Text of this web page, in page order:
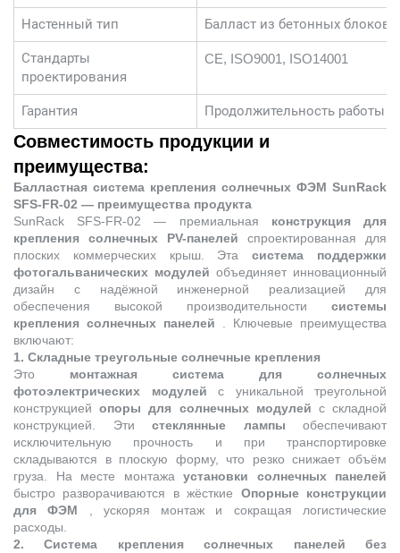
Настенный тип Балласт из бетонных
Стандарты
проектирования
CE, ISO9001, ISO14001
Гарантия Продолжительность работы
Совместимость продукции и
преимущества:
Балластная система крепления солнечных ФЭМ SunRack
SFS-FR-02 — преимущества продукта
SunRack SFS-FR-02 — премиальная конструкция для
крепления солнечных PV-панелей спроектированная для
плоских коммерческих крыш. Этасистема поддержки
фотогальванических модулей объединяет инновационный
дизайн с надёжной инженерной реализацией для
обеспечения высокой производительности системы
крепления солнечных панелей . Ключевые преимущества
включают:
1. Складные треугольные солнечные крепления
Это монтажная система для солнечных
фотоэлектрических модулей с уникальной треугольной
конструкциейопоры для солнечных модулей с складной
конструкцией. Эти стеклянные лампы обеспечивают
исключительную прочность и при транспортировке
складываются в плоскую форму, что резко снижает объём
груза. На месте монтажа установки солнечных панелей
быстро разворачиваются в жёсткие Опорные конструкции
для ФЭМ , ускоряя монтаж и сокращая логистические
расходы.
2. Система крепления солнечных панелей без